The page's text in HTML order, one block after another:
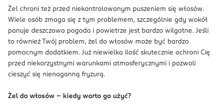
Żel chroni też przed niekontrolowanym puszeniem się włosów.
Wiele osób zmaga się z tym problemem, szczególnie gdy wokół
panuje deszczowa pogoda i powietrze jest bardzo wilgotne. Jeśli
to również Twój problem, żel do włosów może być bardzo
pomocnym dodatkiem. Już niewielka ilość skutecznie ochroni Cię
przed niekorzystnymi warunkami atmosferycznymi i pozwoli
cieszyć się nienaganną fryzurą.
Żel do włosów – kiedy warto go użyć?